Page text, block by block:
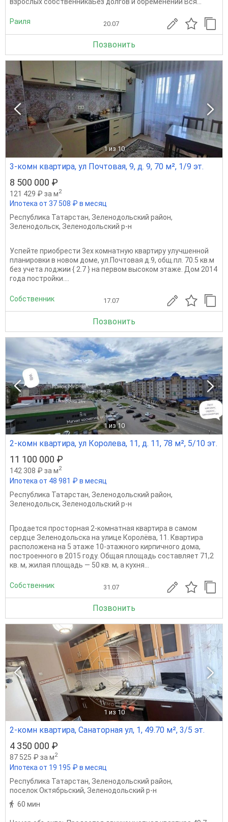
Раиля 20.07
Позвонить
1 из 10
3-комн квартира, ул Почтовая, 9, д. 9, 70 м², 1/9 эт.
8 500 000 ₽
121 429 ₽ за м2
Ипотека от 37 508 ₽ в месяц
Республика Татарстан, Зеленодольский район,
Зеленодольск, Зеленодольский р-н
Успейте приобрести 3ех комнатную квартиру улучшенной
планировки в новом доме, ул.Почтовая д.9, общ.пл. 70.5 кв.м
без учета лоджии { 2.7 } на первом высоком этаже. Дом 2014
года постройки....
Собственник 17.07
Позвонить
1 из 10
2-комн квартира, ул Королева, 11, д. 11, 78 м², 5/10 эт.
11 100 000 ₽
142 308 ₽ за м2
Ипотека от 48 981 ₽ в месяц
Республика Татарстан, Зеленодольский район,
Зеленодольск, Зеленодольский р-н
Продается просторная 2-комнатная квартира в самом
сердце Зеленодольска на улице Королёва, 11. Квартира
расположена на 5 этаже 10-этажного кирпичного дома,
построенного в 2015 году. Общая площадь составляет 71,2
кв. м, жилая площадь — 50 кв. м, а кухня...
Собственник 31.07
Позвонить
1 из 10
2-комн квартира, Санаторная ул, 1, 49.70 м², 3/5 эт.
4 350 000 ₽
87 525 ₽ за м2
Ипотека от 19 195 ₽ в месяц
Республика Татарстан, Зеленодольский район,
поселок Октябрьский, Зеленодольский р-н
60 мин